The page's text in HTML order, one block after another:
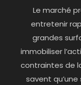
Le marché
entretenir
grandes
immobiliser
contraintes de
savent